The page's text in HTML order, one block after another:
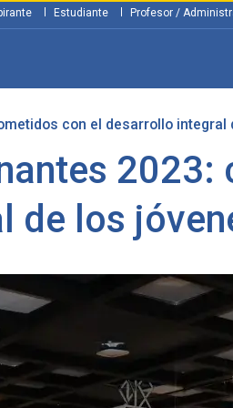
Estudiante Profesor /
con el desarrollo integral
de los